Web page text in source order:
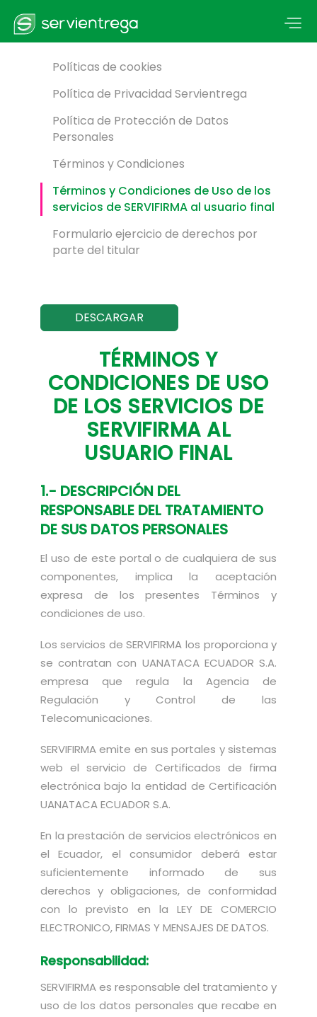
Políticas de cookies
Política de Privacidad Servientrega
Política de Protección de Datos
Personales
Términos y Condiciones
Términos y Condiciones de Uso de los
servicios de SERVIFIRMA al usuario final
Formulario ejercicio de derechos por
parte del titular
DESCARGAR
TÉRMINOS Y
CONDICIONES DE USO
DE LOS SERVICIOS DE
SERVIFIRMA AL
USUARIO FINAL
1.- DESCRIPCIÓN DEL
RESPONSABLE DEL TRATAMIENTO
DE SUS DATOS PERSONALES
El uso de este portal o de cualquiera de sus
componentes, implica la aceptación
expresa de los presentes Términos y
condiciones de uso.
Los servicios de SERVIFIRMA los proporciona y
se contratan con UANATACA ECUADOR S.A.
empresa que regula la Agencia de
Regulación y Control de las
Telecomunicaciones.
SERVIFIRMA emite en sus portales y sistemas
web el servicio de Certificados de firma
electrónica bajo la entidad de Certificación
UANATACA ECUADOR S.A.
En la prestación de servicios electrónicos en
el Ecuador, el consumidor deberá estar
suficientemente informado de sus
derechos y obligaciones, de conformidad
con lo previsto en la LEY DE COMERCIO
ELECTRONICO, FIRMAS Y MENSAJES DE DATOS.
Responsabilidad:
SERVIFIRMA es responsable del tratamiento y
uso de los datos personales que recabe en